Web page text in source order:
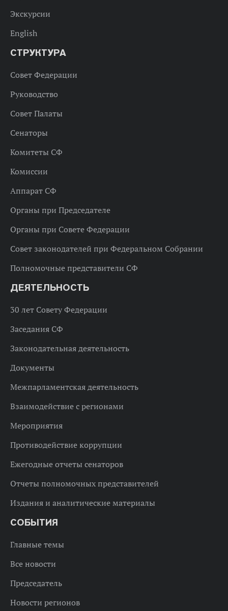
Экскурсии
English
СТРУКТУРА
Совет Федерации
Руководство
Совет Палаты
Сенаторы
Комитеты СФ
Комиссии
Аппарат СФ
Органы при Председателе
Органы при Совете Федерации
Совет законодателей при Федеральном Собрании
Полномочные представители СФ
ДЕЯТЕЛЬНОСТЬ
30 лет Совету Федерации
Заседания СФ
Законодательная деятельность
Документы
Межпарламентская деятельность
Взаимодействие с регионами
Мероприятия
Противодействие коррупции
Ежегодные отчеты сенаторов
Отчеты полномочных представителей
Издания и аналитические материалы
СОБЫТИЯ
Главные темы
Все новости
Председатель
Новости регионов